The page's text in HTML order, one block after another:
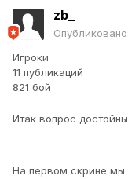
zb_
Опубликовано:
Игроки
11 публикаций
821 бой
Итак вопрос
На первом скрине мы